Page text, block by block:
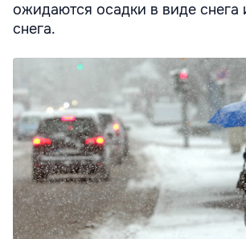
ожидаются осадки в виде снега
снега.